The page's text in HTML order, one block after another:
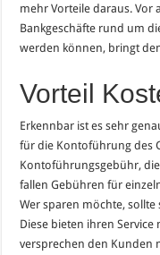
mehr Vorteile daraus. Vor
Bankgeschäfte rund um
werden können, bringt
Vorteil
Erkennbar ist es sehr
für die Kontoführung des
Kontoführungsgebühr,
fallen Gebühren für
Wer sparen möchte,
Diese bieten ihren
versprechen den Kunden